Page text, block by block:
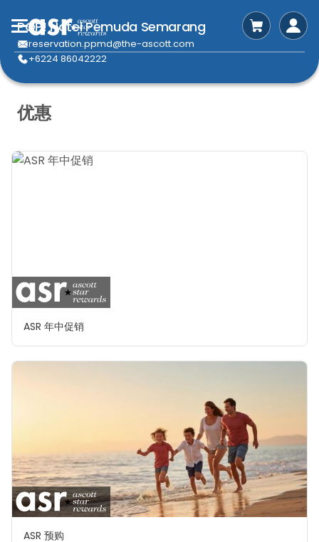
POP! Hotel Pemuda Semarang
reservation.ppmd@the-ascott.com
+6224 86042222
优惠
ASR 年中促销
ASR 预购